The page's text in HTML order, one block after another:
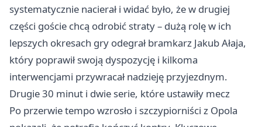
systematycznie nacierał i widać było, że w drugiej
części goście chcą odrobić straty – dużą rolę w ich
lepszych okresach gry odegrał bramkarz Jakub Ałaja,
który poprawił swoją dyspozycję i kilkoma
interwencjami przywracał nadzieję przyjezdnym.
Drugie 30 minut i dwie serie, które ustawiły mecz
Po przerwie tempo wzrosło i szczypiorniści z Opola